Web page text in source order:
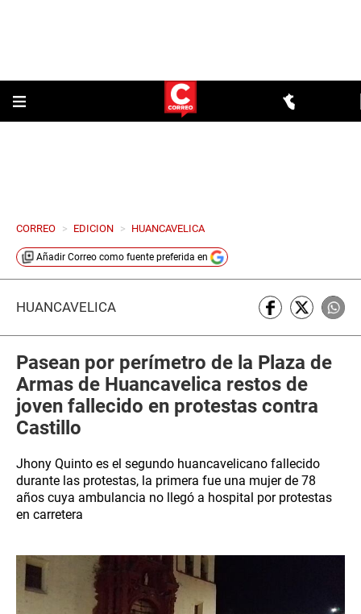
CORREO > EDICION > HUANCAVELICA
Añadir Correo como fuente preferida en
HUANCAVELICA
Pasean por perímetro de la Plaza de
Armas de Huancavelica restos de
joven fallecido en protestas contra
Castillo
Jhony Quinto es el segundo huancavelicano fallecido
durante las protestas, la primera fue una mujer de 78
años cuya ambulancia no llegó a hospital por protestas
en carretera